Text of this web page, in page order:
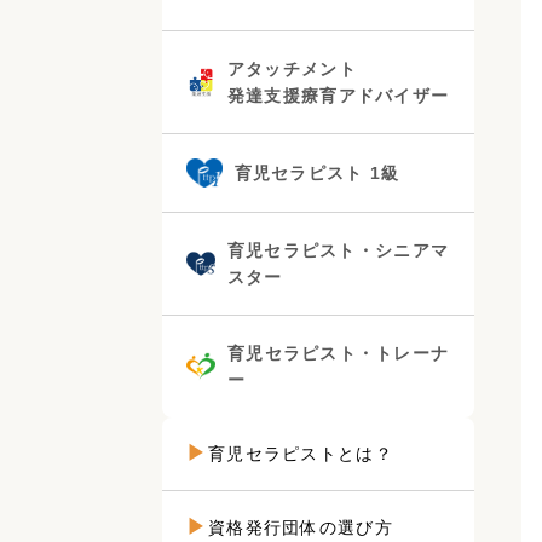
アタッチメント
発達支援療育アドバイザー
育児セラピスト 1級
育児セラピスト・シニアマ
スター
育児セラピスト・トレーナ
ー
育児セラピストとは？
資格発行団体の選び方